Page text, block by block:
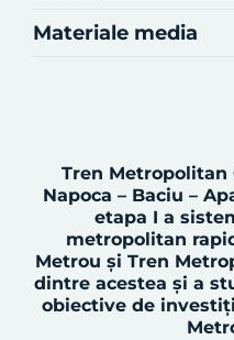
Materiale media
Tren Metropolitan
Napoca – Baciu –
etapa I a
metropolitan
Metrou şi Tren
dintre acestea și a
obiective de